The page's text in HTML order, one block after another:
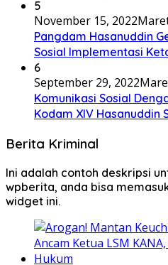
5
November 15, 2022
Pangdam Hasanuddin
Sosial Implementasi
6
September 29, 2022
Komunikasi Sosial
Kodam XIV Hasanuddin
Berita Kriminal
Ini adalah contoh deskripsi
wpberita, anda bisa
widget ini.